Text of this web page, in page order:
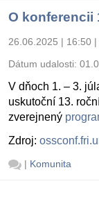
O konferencii
26.06.2025 | 16:50 |
Dátum udalosti:
V dňoch 1. – 3.
uskutoční 13.
zverejnený
Zdroj:
| Komunita